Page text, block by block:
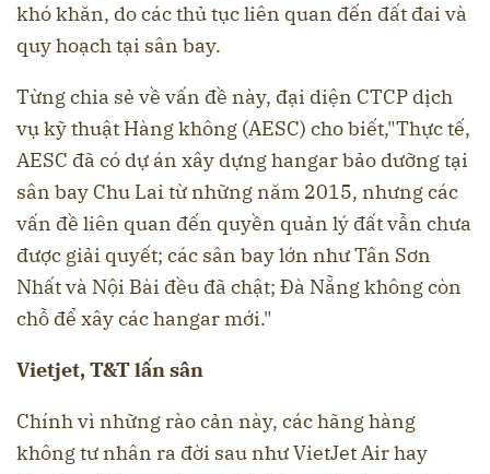
khó khăn, do các thủ tục liên quan đến đất đai và
quy hoạch tại sân bay.
Từng chia sẻ về vấn đề này, đại diện CTCP dịch
vụ kỹ thuật Hàng không (AESC) cho biết,"Thực tế,
AESC đã có dự án xây dựng hangar bảo dưỡng tại
sân bay Chu Lai từ những năm 2015, nhưng các
vấn đề liên quan đến quyền quản lý đất vẫn chưa
được giải quyết; các sân bay lớn như Tân Sơn
Nhất và Nội Bài đều đã chật; Đà Nẵng không còn
chỗ để xây các hangar mới."
Vietjet, T&T lấn sân
Chính vì những rào cản này, các hãng hàng
không tư nhân ra đời sau như VietJet Air hay